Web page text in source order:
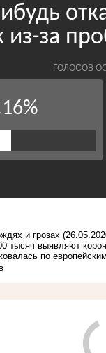
и грозах
тысяч выявляют
по